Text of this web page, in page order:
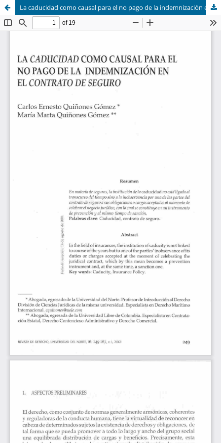
La caducidad como causal para el no pago de la indemnización en el contrato de seguros